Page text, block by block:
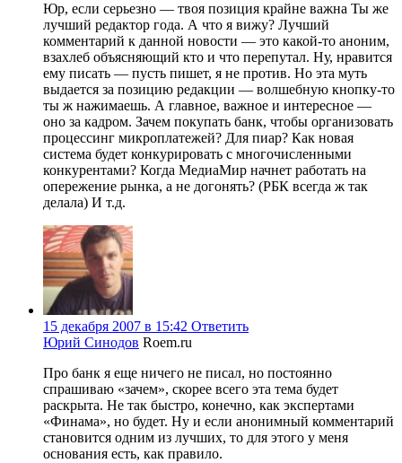
Юр, если серьезно — твоя позиция крайне важна Ты же
лучший редактор года. А что я вижу? Лучший
комментарий к данной новости — это какой-то аноним,
взахлеб объясняющий кто и что перепутал. Ну, нравится
ему писать — пусть пишет, я не против. Но эта муть
выдается за позицию редакции — волшебную кнопку-то
ты ж нажимаешь. А главное, важное и интересное —
оно за кадром. Зачем покупать банк, чтобы организовать
процессинг микроплатежей? Для пиар? Как новая
система будет конкурировать с многочисленными
конкурентами? Когда МедиаМир начнет работать на
опережение рынка, а не догонять? (РБК всегда ж так
делала) И т.д.
15 декабря 2007 в 15:42 Ответить
Юрий Синодов Roem.ru
Про банк я еще ничего не писал, но постоянно
спрашиваю «зачем», скорее всего эта тема будет
раскрыта. Не так быстро, конечно, как экспертами
«Финама», но будет. Ну и если анонимный комментарий
становится одним из лучших, то для этого у меня
основания есть, как правило.